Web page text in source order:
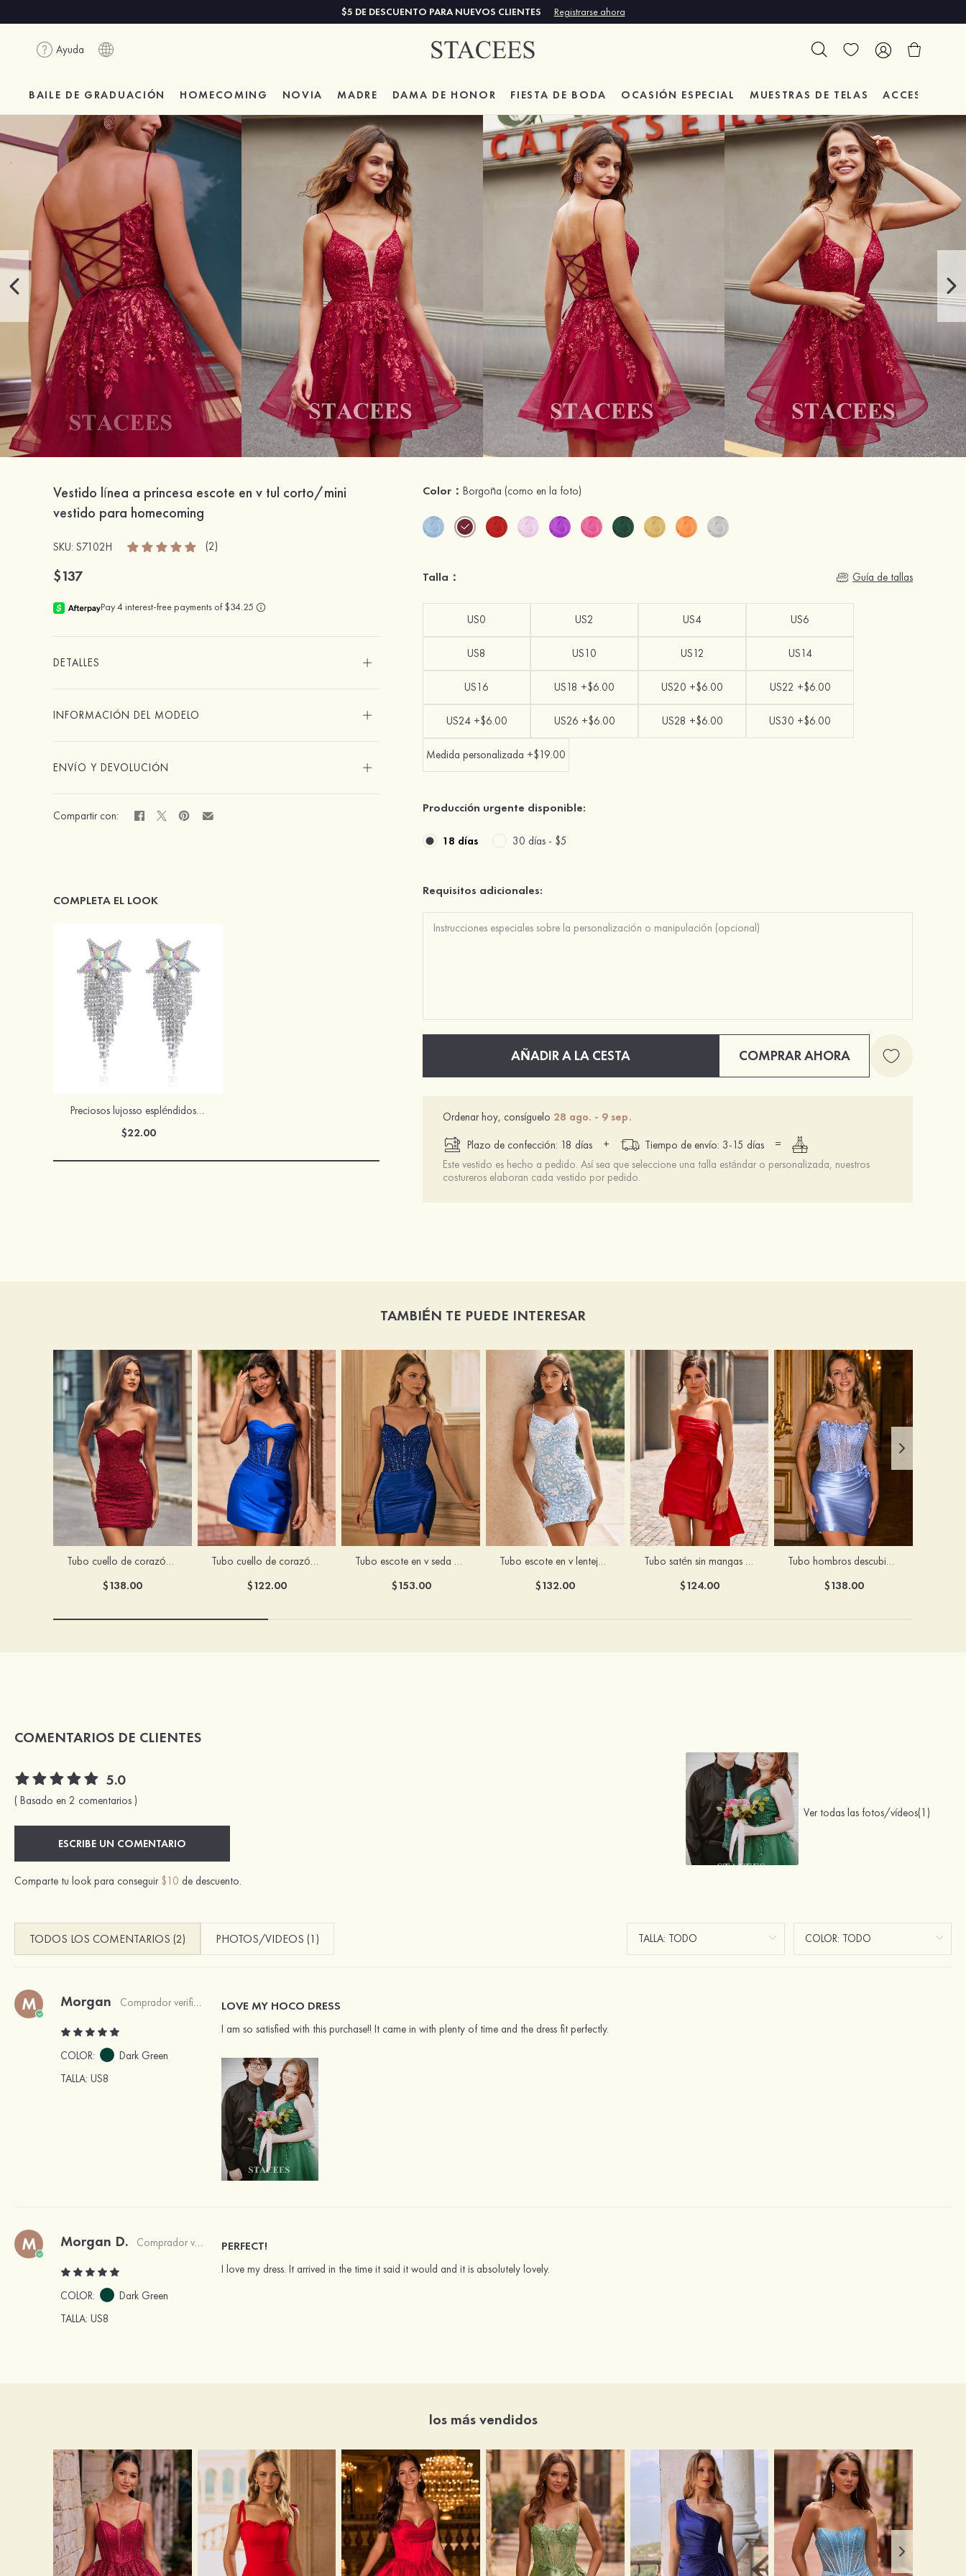
$5 DE DESCUENTO PARA NUEVOS CLIENTES Registrarse ahora
Ayuda
BAILE DE GRADUACIÓN HOMECOMING NOVIA MADRE DAMA DE HONOR FIESTA DE BODA OCASIÓN ESPECIAL MUESTRAS DE TELAS ACCESORIOS
Vestido línea a princesa escote en v tul corto/mini
vestido para homecoming
SKU: S7102H (2)
$137
DETALLES
INFORMACIÓN DEL MODELO
ENVÍO Y DEVOLUCIÓN
Compartir con:
COMPLETA EL LOOK
Preciosos lujosso espléndidos brillos zirconio cúbico rhinestones pendientes
$22.00
Color：Borgoña (como en la foto)
Talla： Guía de tallas
US0 US2 US4 US6
US8 US10 US12 US14
US16 US18 +$6.00 US20 +$6.00 US22 +$6.00
US24 +$6.00 US26 +$6.00 US28 +$6.00 US30 +$6.00
Medida personalizada +$19.00
Producción urgente disponible:
18 días 30 días - $5
Requisitos adicionales:
AÑADIR A LA CESTA COMPRAR AHORA
Ordenar hoy, consíguelo 28 ago. - 9 sep.
Plazo de confección: 18 días
+ Tiempo de envío: 3-15 días
=
Este vestido es hecho a pedido. Así sea que seleccione una talla estándar o personalizada, nuestros
costureros elaboran cada vestido por pedido.
TAMBIÉN TE PUEDE INTERESAR
Tubo cuello de corazón tul corto/mini vestido para homecoming
$138.00
Tubo cuello de corazón seda como el satén corto vestido para homecoming
$122.00
Tubo escote en v seda como el satén corto vestido para homecoming
$153.00
Tubo escote en v lentejuelas corto vestido para homecoming
$132.00
Tubo satén sin mangas corto/mini vestido para homecoming
$124.00
Tubo hombros descubiertos seda como el satén corto vestido para homecoming
$138.00
COMENTARIOS DE CLIENTES
5.0
( Basado en 2 comentarios )
ESCRIBE UN COMENTARIO
Comparte tu look para conseguir $10 de descuento.
Ver todas las fotos/vídeos(1)
TODOS LOS COMENTARIOS (2) PHOTOS/VIDEOS (1)
M Morgan Comprador verificado
COLOR:
Dark Green
TALLA: US8
LOVE MY HOCO DRESS
I am so satisfied with this purchase!! It came in with plenty of time and the dress fit perfectly.
M Morgan D. Comprador verificado
COLOR:
Dark Green
TALLA: US8
PERFECT!
I love my dress. It arrived in the time it said it would and it is absolutely lovely.
los más vendidos